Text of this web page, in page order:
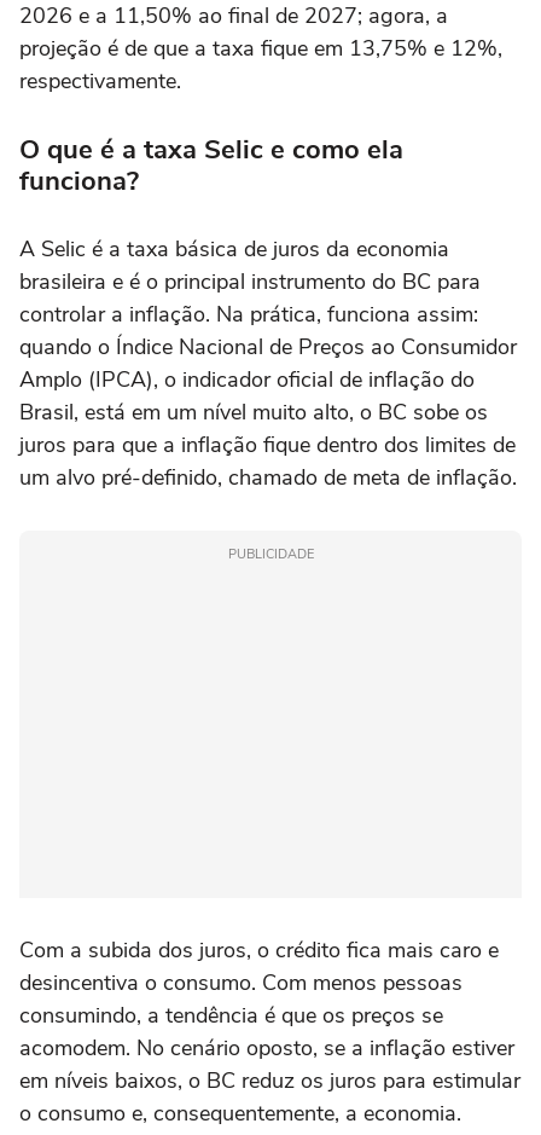
2026 e a 11,50% ao final de 2027; agora, a
projeção é de que a taxa fique em 13,75% e 12%,
respectivamente.
O que é a taxa Selic e como ela
funciona?
A Selic é a taxa básica de juros da economia
brasileira e é o principal instrumento do BC para
controlar a inflação. Na prática, funciona assim:
quando o Índice Nacional de Preços ao Consumidor
Amplo (IPCA), o indicador oficial de inflação do
Brasil, está em um nível muito alto, o BC sobe os
juros para que a inflação fique dentro dos limites de
um alvo pré-definido, chamado de meta de inflação.
PUBLICIDADE
Com a subida dos juros, o crédito fica mais caro e
desincentiva o consumo. Com menos pessoas
consumindo, a tendência é que os preços se
acomodem. No cenário oposto, se a inflação estiver
em níveis baixos, o BC reduz os juros para estimular
o consumo e, consequentemente, a economia.